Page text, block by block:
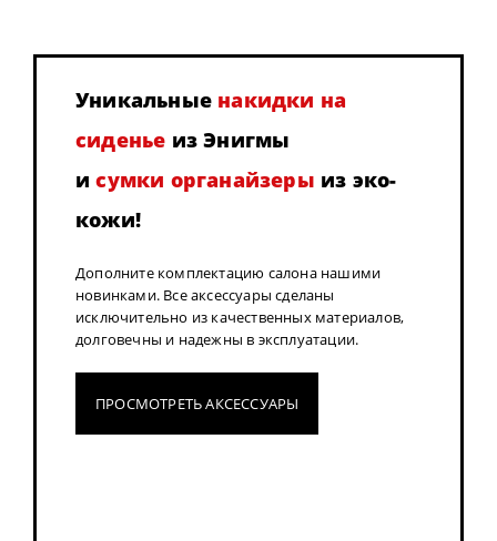
Уникальные накидки на
сиденье из Энигмы
исумки органайзеры из эко-
кожи!
Дополните комплектацию салона нашими
новинками. Все аксессуары сделаны
исключительно из качественных материалов,
долговечны и надежны в эксплуатации.
ПРОСМОТРЕТЬ АКСЕССУАРЫ